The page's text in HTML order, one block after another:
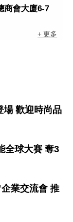
商會大廈6-7
+ 更多
場 歡迎時尚品
全球大賽 奪3
業交流會 推